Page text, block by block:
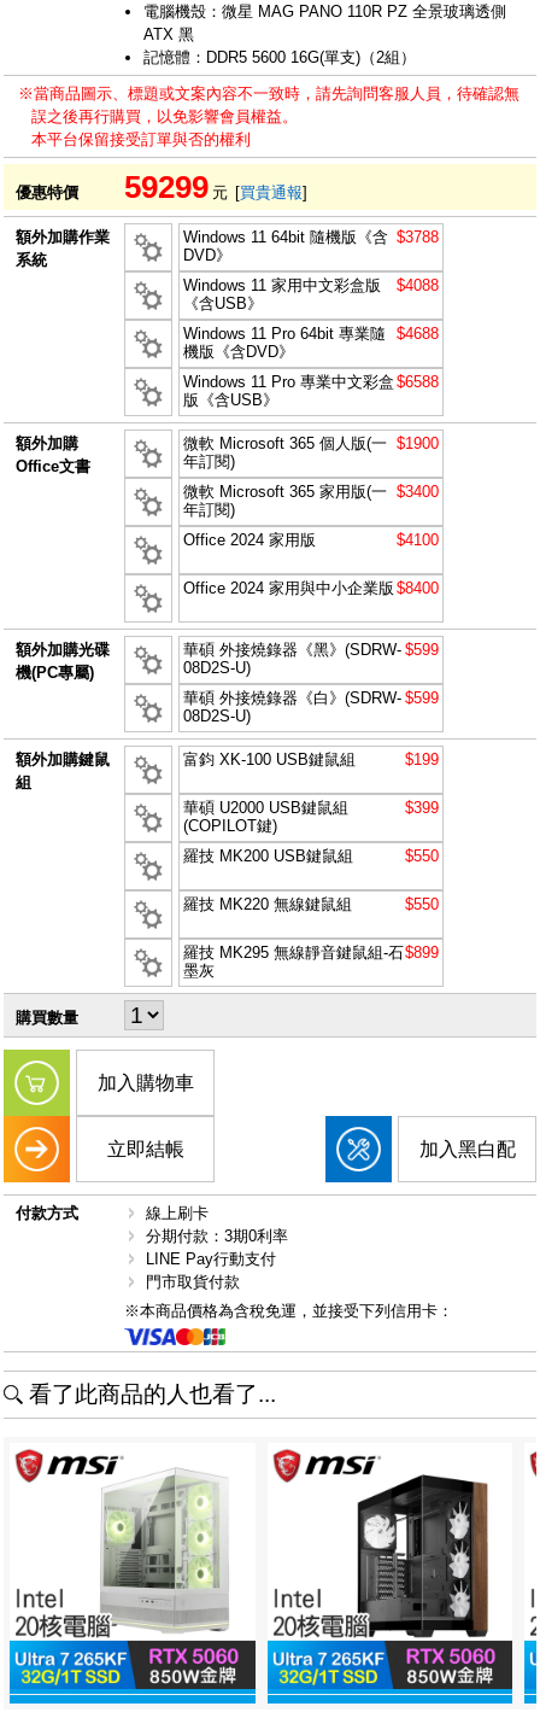
電腦機殼：微星 MAG PANO 110R PZ 全景玻璃透側
ATX 黑
記憶體：DDR5 5600 16G(單支)（2組）
※當商品圖示、標題或文案內容不一致時，請先詢問客服人員，待確認無
誤之後再行購買，以免影響會員權益。
本平台保留接受訂單與否的權利
優惠特價 59299 元 [買貴通報]
額外加購作業
系統
Windows 11 64bit 隨機版《含
DVD》
$3788
Windows 11 家用中文彩盒版
《含USB》
$4088
Windows 11 Pro 64bit 專業隨
機版《含DVD》
$4688
Windows 11 Pro 專業中文彩盒
版《含USB》
$6588
額外加購
Office文書
微軟 Microsoft 365 個人版(一
年訂閱)
$1900
微軟 Microsoft 365 家用版(一
年訂閱)
$3400
Office 2024 家用版 $4100
Office 2024 家用與中小企業版 $8400
額外加購光碟
機(PC專屬)
華碩 外接燒錄器《黑》(SDRW-
08D2S-U)
$599
華碩 外接燒錄器《白》(SDRW-
08D2S-U)
$599
額外加購鍵鼠
組
富鈞 XK-100 USB鍵鼠組 $199
華碩 U2000 USB鍵鼠組
(COPILOT鍵)
$399
羅技 MK200 USB鍵鼠組 $550
羅技 MK220 無線鍵鼠組 $550
羅技 MK295 無線靜音鍵鼠組-石
墨灰
$899
購買數量
加入購物車
立即結帳 加入黑白配
付款方式
線上刷卡
分期付款：3期0利率
LINE Pay行動支付
門市取貨付款
※本商品價格為含稅免運，並接受下列信用卡：
看了此商品的人也看了...